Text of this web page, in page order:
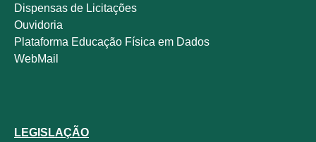
Dispensas de Licitações
Ouvidoria
Plataforma Educação Física em Dados
WebMail
LEGISLAÇÃO